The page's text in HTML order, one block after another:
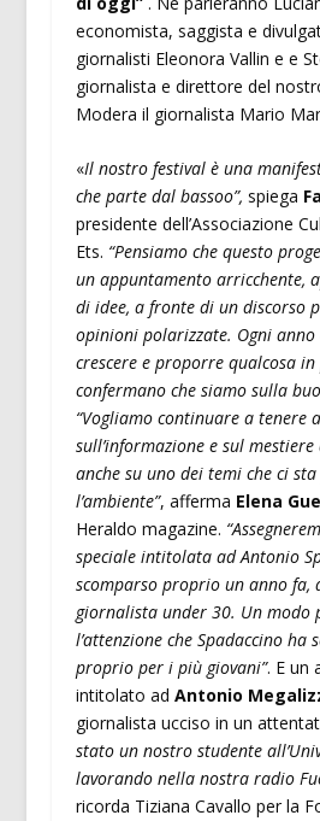
economista, saggista e
giornalisti Eleonora Vallin e e
giornalista e direttore del
Modera il giornalista Mario
«Il nostro festival è una
che parte dal bassoo”, spiega
presidente dell’Associazione
Ets. “Pensiamo che questo
un appuntamento arricchente,
di idee, a fronte di un discorso
opinioni polarizzate. Ogni anno
crescere e proporre qualcosa
confermano che siamo sulla
“Vogliamo continuare a
sull’informazione e sul
anche su uno dei temi che ci
l’ambiente”, afferma Elena
Heraldo magazine.
speciale intitolata ad Antonio
scomparso proprio un anno fa,
giornalista under 30. Un modo
l’attenzione che Spadaccino ha
proprio per i più giovani”. E un
intitolato ad Antonio
giornalista ucciso in un
stato un nostro studente
lavorando nella nostra radio
ricorda Tiziana Cavallo per la